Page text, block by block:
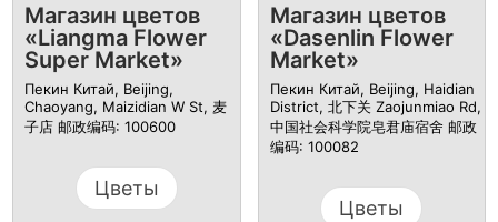
Магазин цветов
«Liangma Flower
Super Market»
Пекин Китай, Beijing,
Chaoyang, Maizidian W St, 麦
子店 邮政编码: 100600
Цветы
Магазин цветов
«Dasenlin Flower
Market»
Пекин Китай, Beijing, Haidian
District, 北下关 Zaojunmiao Rd,
中国社会科学院皂君庙宿舍 邮政
编码: 100082
Цветы